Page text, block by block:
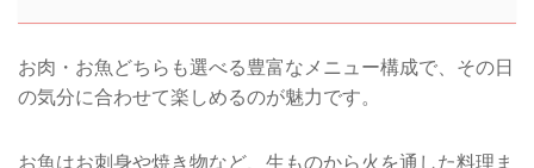
お肉・お魚どちらも選べる豊富なメニュー構成で、その日
の気分に合わせて楽しめるのが魅力です。
お魚はお刺身や焼き物など、生ものから火を通した料理ま